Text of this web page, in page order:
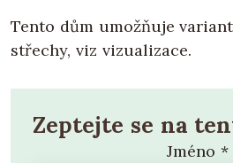
Tento dům umožňuje
střechy, viz vizualizace.
Zeptejte se na
Jméno *